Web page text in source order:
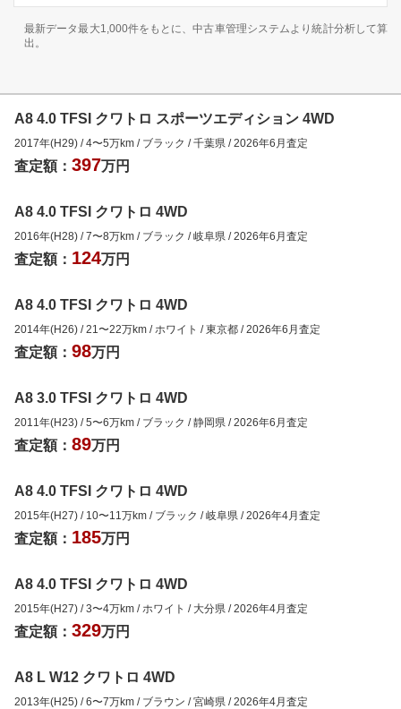
最新データ最大1,000件をもとに、中古車管理システムより統計分析して算
出。
A8 4.0 TFSI クワトロ スポーツエディション 4WD
2017年(H29) /4〜5万km / ブラック /千葉県 /2026年6月査定
査定額： 397万円
A8 4.0 TFSI クワトロ 4WD
2016年(H28) /7〜8万km / ブラック /岐阜県 /2026年6月査定
査定額： 124万円
A8 4.0 TFSI クワトロ 4WD
2014年(H26) /21 〜22万km / ホワイト /東京都 /2026年6月査定
査定額： 98万円
A8 3.0 TFSI クワトロ 4WD
2011年(H23) /5〜6万km / ブラック /静岡県 /2026年6月査定
査定額： 89万円
A8 4.0 TFSI クワトロ 4WD
2015年(H27) / 10〜11 万km / ブラック /岐阜県 /2026年4月査定
査定額： 185万円
A8 4.0 TFSI クワトロ 4WD
2015年(H27) /3〜4万km / ホワイト / 大分県 /2026年4月査定
査定額： 329万円
A8 L W12 クワトロ 4WD
2013年(H25) /6〜7万km / ブラウン /宮崎県 /2026年4月査定